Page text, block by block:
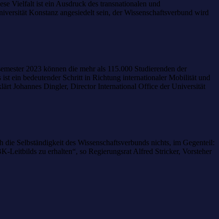
Vielfalt ist ein Ausdruck des transnationalen und
Konstanz angesiedelt sein, der Wissenschaftsverbund wird
2023 können die mehr als 115.000 Studierenden der
ein bedeutender Schritt in Richtung internationaler Mobilität und
Johannes Dingler, Director International Office der Universität
Selbständigkeit des Wissenschaftsverbunds nichts, im Gegenteil:
Leitbilds zu erhalten“, so Regierungsrat Alfred Stricker, Vorsteher